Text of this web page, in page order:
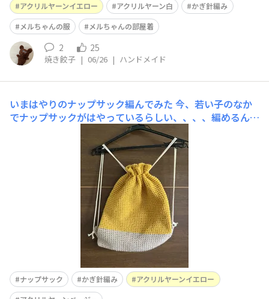
アクリルヤーンイエロー アクリルヤーン白
かぎ針編み
メルちゃんの服
メルちゃんの部屋着
2 25
焼き餃子 | 06/26 | ハンドメイド
いまはやりのナップサック編んでみた 今、若い子のなか
でナップサックがはやっているらしい、、、、編めるんじ
ゃない？😁ためしにあんでみた。なかみをいれたらこん
なかんじ紐を通すパーツは、本体と一緒に編みました。紐
を緩めれば荷物入れられます。すべてダイソー商品アクリ
ルヤーン いえろー ベージュカラフル
紐 オフホワイトをつかいまし
ナップサック かぎ針編み
アクリルヤーンイエロー